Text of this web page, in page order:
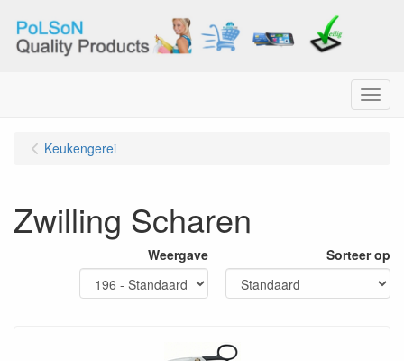
Menu
Keukengerei
Zwilling Scharen
Weergave Sorteer op